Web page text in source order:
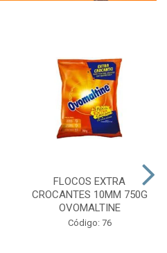
FLOCOS EXTRA
CROCANTES 10MM 750G
OVOMALTINE
Código: 76